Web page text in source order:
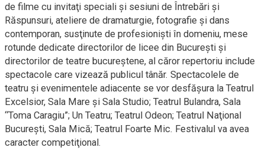
de filme cu invitaţi speciali şi sesiuni de Întrebări şi
Răspunsuri, ateliere de dramaturgie, fotografie şi dans
contemporan, susţinute de profesionişti în domeniu, mese
rotunde dedicate directorilor de licee din Bucureşti şi
directorilor de teatre bucureştene, al căror repertoriu include
spectacole care vizează publicul tânăr. Spectacolele de
teatru şi evenimentele adiacente se vor desfăşura la Teatrul
Excelsior, Sala Mare şi Sala Studio; Teatrul Bulandra, Sala
“Toma Caragiu”; Un Teatru; Teatrul Odeon; Teatrul Naţional
Bucureşti, Sala Mică; Teatrul Foarte Mic. Festivalul va avea
caracter competiţional.